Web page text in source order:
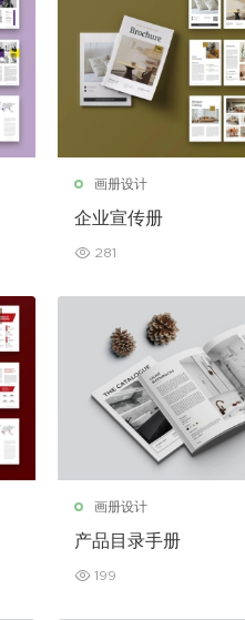
画册设计
企业宣传册
281
画册设计
产品目录手册
199